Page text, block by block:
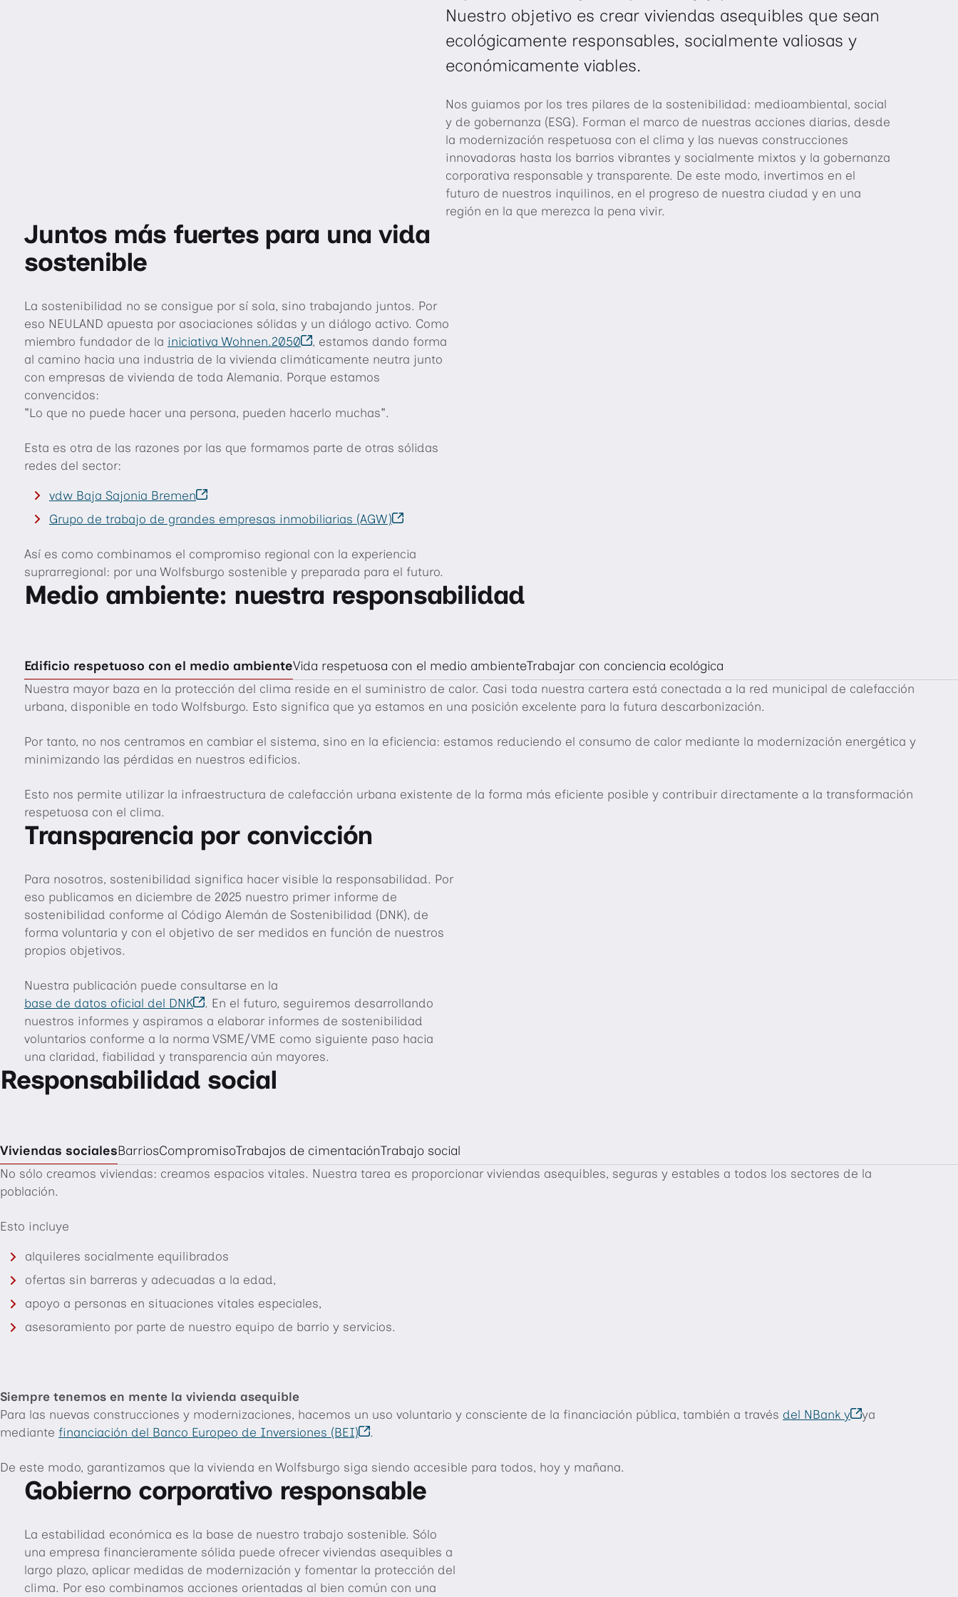
Nuestro objetivo es crear viviendas asequibles que sean
ecológicamente responsables, socialmente valiosas y
económicamente viables.
Nos guiamos por los tres pilares de la sostenibilidad: medioambiental, social
y de gobernanza (ESG). Forman el marco de nuestras acciones diarias, desde
la modernización respetuosa con el clima y las nuevas construcciones
innovadoras hasta los barrios vibrantes y socialmente mixtos y la gobernanza
corporativa responsable y transparente. De este modo, invertimos en el
futuro de nuestros inquilinos, en el progreso de nuestra ciudad y en una
región en la que merezca la pena vivir.
Juntos más fuertes para una vida
sostenible
La sostenibilidad no se consigue por sí sola, sino trabajando juntos. Por
eso NEULAND apuesta por asociaciones sólidas y un diálogo activo. Como
miembro fundador de la iniciativa Wohnen.2050
, estamos dando forma
al camino hacia una industria de la vivienda climáticamente neutra junto
con empresas de vivienda de toda Alemania. Porque estamos
convencidos:
"Lo que no puede hacer una persona, pueden hacerlo muchas".
Esta es otra de las razones por las que formamos parte de otras sólidas
redes del sector:
vdw Baja Sajonia Bremen
Grupo de trabajo de grandes empresas inmobiliarias (AGW)
Así es como combinamos el compromiso regional con la experiencia
suprarregional: por una Wolfsburgo sostenible y preparada para el futuro.
Medio ambiente: nuestra responsabilidad
Edificio respetuoso con el medio ambienteVida respetuosa con el medio ambienteTrabajar con conciencia ecológica
Nuestra mayor baza en la protección del clima reside en el suministro de calor. Casi toda nuestra cartera está conectada a la red municipal de calefacción
urbana, disponible en todo Wolfsburgo. Esto significa que ya estamos en una posición excelente para la futura descarbonización.
Por tanto, no nos centramos en cambiar el sistema, sino en la eficiencia: estamos reduciendo el consumo de calor mediante la modernización energética y
minimizando las pérdidas en nuestros edificios.
Esto nos permite utilizar la infraestructura de calefacción urbana existente de la forma más eficiente posible y contribuir directamente a la transformación
respetuosa con el clima.
Transparencia por convicción
Para nosotros, sostenibilidad significa hacer visible la responsabilidad. Por
eso publicamos en diciembre de 2025 nuestro primer informe de
sostenibilidad conforme al Código Alemán de Sostenibilidad (DNK), de
forma voluntaria y con el objetivo de ser medidos en función de nuestros
propios objetivos.
Nuestra publicación puede consultarse en la
base de datos oficial del DNK
. En el futuro, seguiremos desarrollando
nuestros informes y aspiramos a elaborar informes de sostenibilidad
voluntarios conforme a la norma VSME/VME como siguiente paso hacia
una claridad, fiabilidad y transparencia aún mayores.
Responsabilidad social
Viviendas socialesBarriosCompromisoTrabajos de cimentaciónTrabajo social
No sólo creamos viviendas: creamos espacios vitales. Nuestra tarea es proporcionar viviendas asequibles, seguras y estables a todos los sectores de la
población.
Esto incluye
alquileres socialmente equilibrados
ofertas sin barreras y adecuadas a la edad,
apoyo a personas en situaciones vitales especiales,
asesoramiento por parte de nuestro equipo de barrio y servicios.
Siempre tenemos en mente la vivienda asequible
Para las nuevas construcciones y modernizaciones, hacemos un uso voluntario y consciente de la financiación pública, también a través del NBank y
ya
mediante financiación del Banco Europeo de Inversiones (BEI) .
De este modo, garantizamos que la vivienda en Wolfsburgo siga siendo accesible para todos, hoy y mañana.
programas de ocio y educativos para familias,
cooperación regional, por ejemplo con organizaciones sociales, fundaciones e instituciones educativas.
el apoyo financiero a proyectos sociales y culturales
la labor de la Fundación NEULAND,
Fundación NEULAND Wolfsburg
una remuneración justa basada en convenios colectivos,
cogestión a través de comités y comités de empresa,
salud y seguridad en el trabajo,
Gobierno corporativo responsable
La estabilidad económica es la base de nuestro trabajo sostenible. Sólo
una empresa financieramente sólida puede ofrecer viviendas asequibles a
largo plazo, aplicar medidas de modernización y fomentar la protección del
clima. Por eso combinamos acciones orientadas al bien común con una